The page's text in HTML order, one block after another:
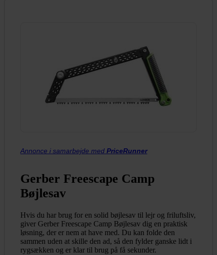
Annonce i samarbejde med PriceRunner
Gerber Freescape Camp
Bøjlesav
Hvis du har brug for en solid bøjlesav til lejr og friluftsliv,
giver Gerber Freescape Camp Bøjlesav dig en praktisk
løsning, der er nem at have med. Du kan folde den
sammen uden at skille den ad, så den fylder ganske lidt i
rygsækken og er klar til brug på få sekunder.